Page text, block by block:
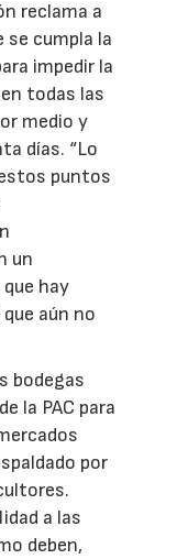
reclama a
se cumpla la
impedir la
todas las
medio y
días. “Lo
puntos
un
hay
aún no
bodegas
la PAC para
por
a las
deben,